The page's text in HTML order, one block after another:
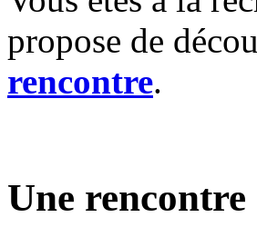
propose de
rencontre.
Une rencontre